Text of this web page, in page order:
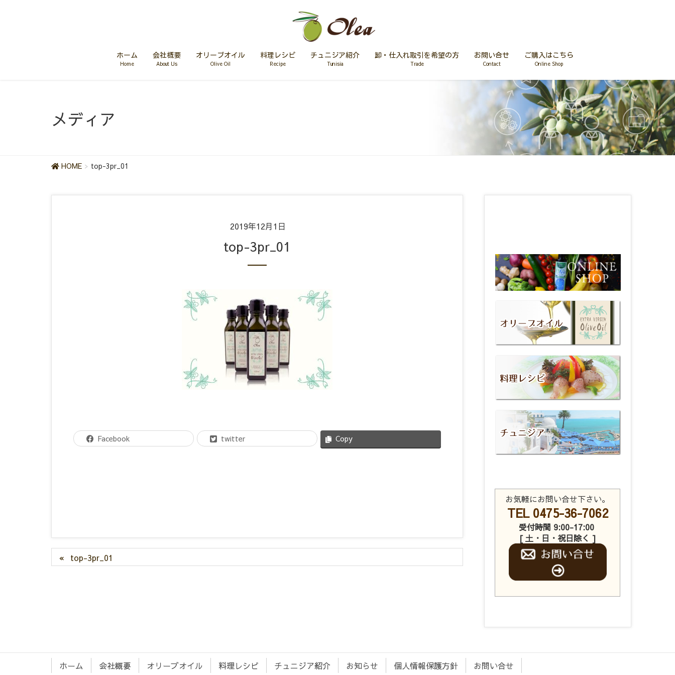
ホーム
Home
会社概要
About Us
オリーブオイル
Olive Oil
料理レシピ
Recipe
チュニジア紹介
Tunisia
卸・仕入れ取引を希望の方
Trade
お問い合せ
Contact
ご購入はこちら
Online Shop
メディア
HOME top-3pr_01
2019年12月1日
top-3pr_01
Facebook twitter Copy
top-3pr_01
お気軽にお問い合せ下さい。
TEL 0475-36-7062
受付時間 9:00-17:00
[ 土・日・祝日除く ]
ホーム 会社概要 オリーブオイル 料理レシピ チュニジア紹介 お知らせ 個人情報保護方針 お問い合せ